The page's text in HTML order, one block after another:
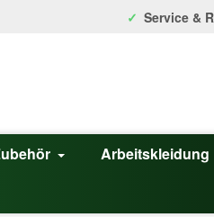
Service &
Arbeitskleidung